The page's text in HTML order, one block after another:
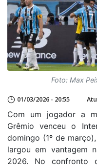
Foto: Max
01/03/2026 - 20:55
Com um jogador a
Grêmio venceu o
domingo (1º de
largou em vantagem
2026. No confronto